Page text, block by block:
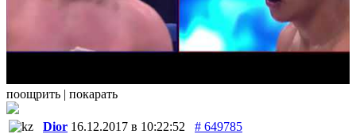
поощрить | покарать
Dior 16.12.2017 в 10:22:52 # 649785